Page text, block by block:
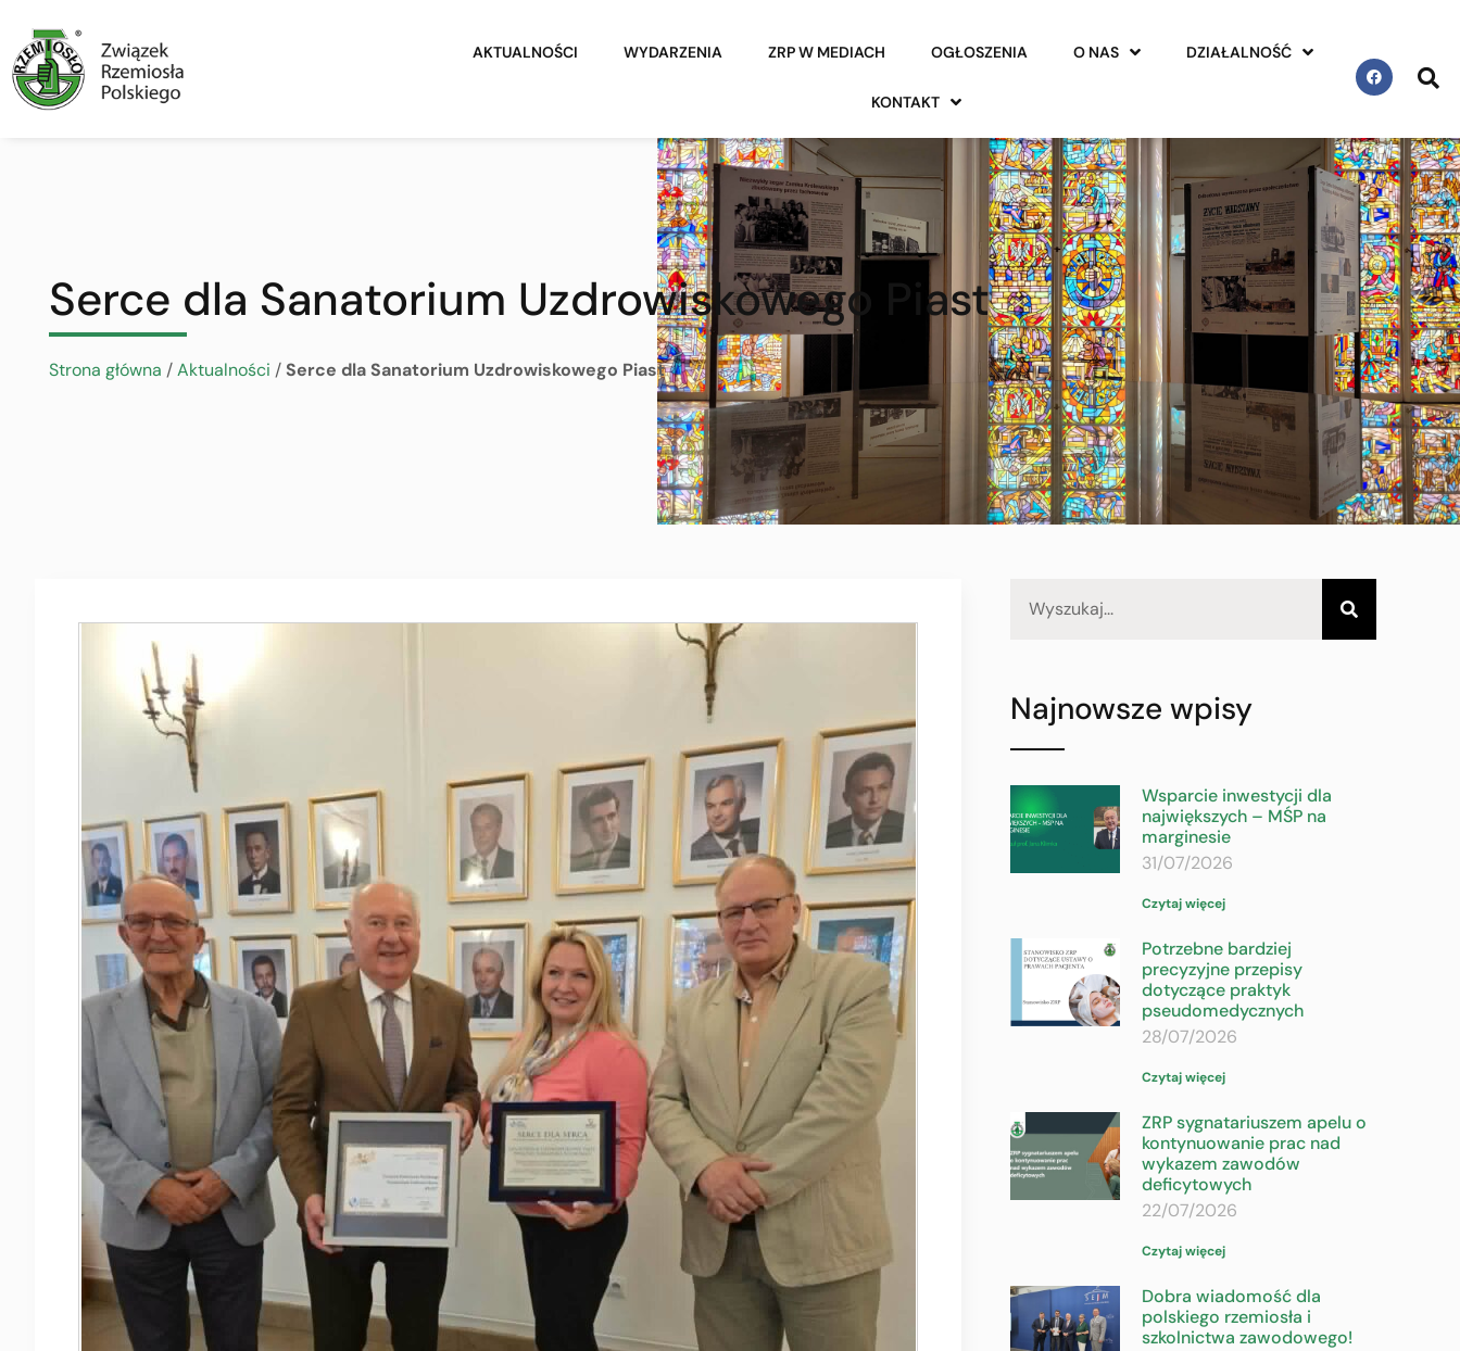
AKTUALNOŚCI WYDARZENIA ZRP W MEDIACH OGŁOSZENIA O NAS DZIAŁALNOŚĆ
KONTAKT
Serce dla Sanatorium Uzdrowiskowego Piast
Strona główna /Aktualności /Serce dla Sanatorium Uzdrowiskowego Piast
Najnowsze wpisy
Wsparcie inwestycji dla
największych – MŚP na
marginesie
31/07/2026
Czytaj więcej
Potrzebne bardziej
precyzyjne przepisy
dotyczące praktyk
pseudomedycznych
28/07/2026
Czytaj więcej
ZRP sygnatariuszem apelu o
kontynuowanie prac nad
wykazem zawodów
deficytowych
22/07/2026
Czytaj więcej
Dobra wiadomość dla
polskiego rzemiosła i
szkolnictwa zawodowego!